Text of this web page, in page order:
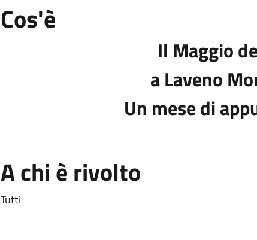
Cos'è
Il Maggio
a Laveno
Un mese di
A chi è rivolto
Tutti